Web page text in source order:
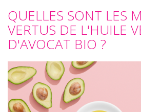
QUELLES SONT LES
VERTUS DE L'HUILE
D'AVOCAT BIO ?